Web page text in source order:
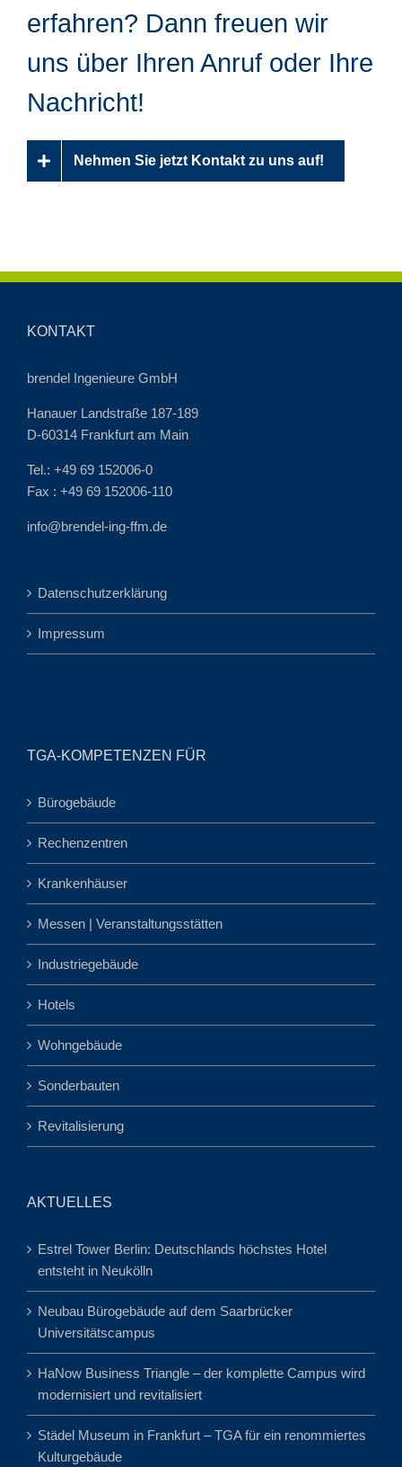
erfahren? Dann freuen wir
uns über Ihren Anruf oder Ihre
Nachricht!
Nehmen Sie jetzt Kontakt zu uns auf!
KONTAKT
brendel Ingenieure GmbH
Hanauer Landstraße 187-189
D-60314 Frankfurt am Main
Tel.: +49 69 152006-0
Fax : +49 69 152006-110
info@brendel-ing-ffm.de
Datenschutzerklärung
Impressum
TGA-KOMPETENZEN FÜR
Bürogebäude
Rechenzentren
Krankenhäuser
Messen | Veranstaltungsstätten
Industriegebäude
Hotels
Wohngebäude
Sonderbauten
Revitalisierung
AKTUELLES
Estrel Tower Berlin: Deutschlands höchstes Hotel
entsteht in Neukölln
Neubau Bürogebäude auf dem Saarbrücker
Universitätscampus
HaNow Business Triangle – der komplette Campus wird
modernisiert und revitalisiert
Städel Museum in Frankfurt – TGA für ein renommiertes
Kulturgebäude